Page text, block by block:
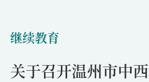
继续教育
关于召开温州市中